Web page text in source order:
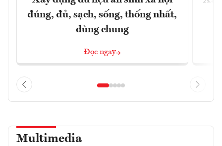
đúng, đủ, sạch, sống, thống nhất,
dùng chung
Đọc ngay
Multimedia